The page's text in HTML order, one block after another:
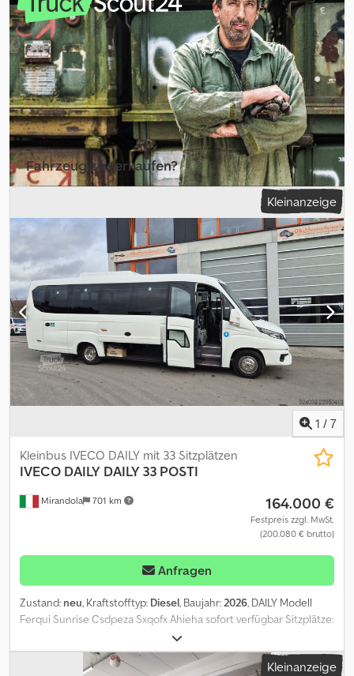
Nutzlast 1265 kg * KAROSSERIE AN MEHREREN STELLEN ZU
ÜBERARBEITEN * Kennzeichen: FC723JK € 5.500 zzgl. MwSt.
Fahrzeug zu verkaufen?
Kleinanzeige
1 / 7
Mirandola 701 km
Kleinbus IVECO DAILY mit 33 Sitzplätzen
IVECO DAILY DAILY 33 POSTI
164.000 €
Festpreis zzgl. MwSt.
(200.080 € brutto)
Anfragen
Zustand: neu, Kraftstofftyp: Diesel, Baujahr:2026, DAILY Modell
Ferqui Sunrise Csdpeza Sxqofx Ahieha sofort verfügbar Sitzplätze:
33+1 oder 28+1+1 Ausstattung gemäß beigefügten Fotos Für
weitere Informationen kontaktieren Sie uns bitte!
Kleinanzeige